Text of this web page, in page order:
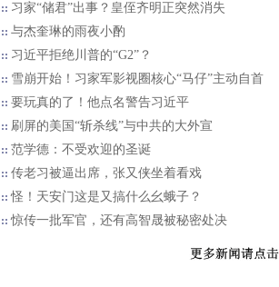
习家“储君”出事？皇侄齐明正突然消失
与杰奎琳的雨夜小酌
习近平拒绝川普的“G2”？
雪崩开始！习家军影视圈核心“马仔”主动自首
要玩真的了！他点名警告习近平
刷屏的美国“斩杀线”与中共的大外宣
范学德：不受欢迎的圣诞
传老习被逼出席，张又侠坐着看戏
怪！天安门这是又搞什么幺蛾子？
惊传一批军官，还有高智晟被秘密处决